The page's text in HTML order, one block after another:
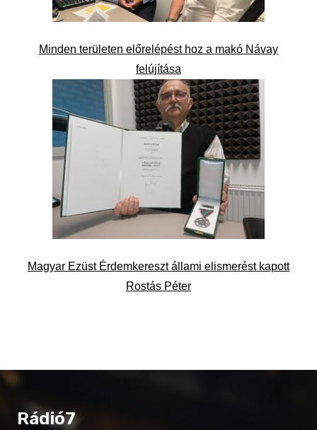
Minden területen előrelépést hoz a makó Návay
felújítása
Magyar Ezüst Érdemkereszt állami elismerést kapott
Rostás Péter
Rádió7